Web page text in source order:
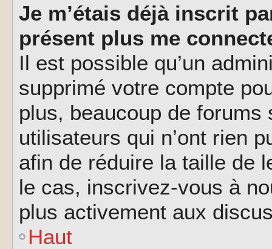
Je m’étais déjà inscrit
présent plus me
Il est possible qu’un
supprimé votre compte
plus, beaucoup de
utilisateurs qui n’ont rien
afin de réduire la taille de
le cas, inscrivez-vous à
plus activement aux
Haut